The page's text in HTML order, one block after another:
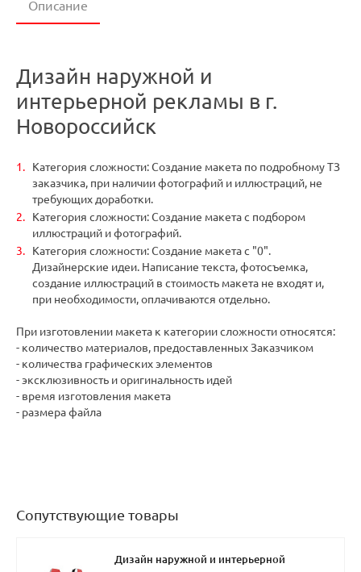
Описание
Дизайн наружной и
интерьерной рекламы в г.
Новороссийск
Категория сложности: Создание макета по подробному ТЗ
заказчика, при наличии фотографий и иллюстраций, не
требующих доработки.
Категория сложности: Создание макета с подбором
иллюстраций и фотографий.
Категория сложности: Создание макета с "0".
Дизайнерские идеи. Написание текста, фотосъемка,
создание иллюстраций в стоимость макета не входят и,
при необходимости, оплачиваются отдельно.
При изготовлении макета к категории сложности относятся:
- количество материалов, предоставленных Заказчиком
- количества графических элементов
- эксклюзивность и оригинальность идей
- время изготовления макета
- размера файла
Сопутствующие товары
Дизайн наружной и интерьерной